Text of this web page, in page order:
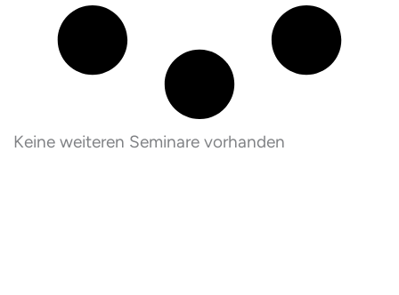
Keine weiteren Seminare vorhanden